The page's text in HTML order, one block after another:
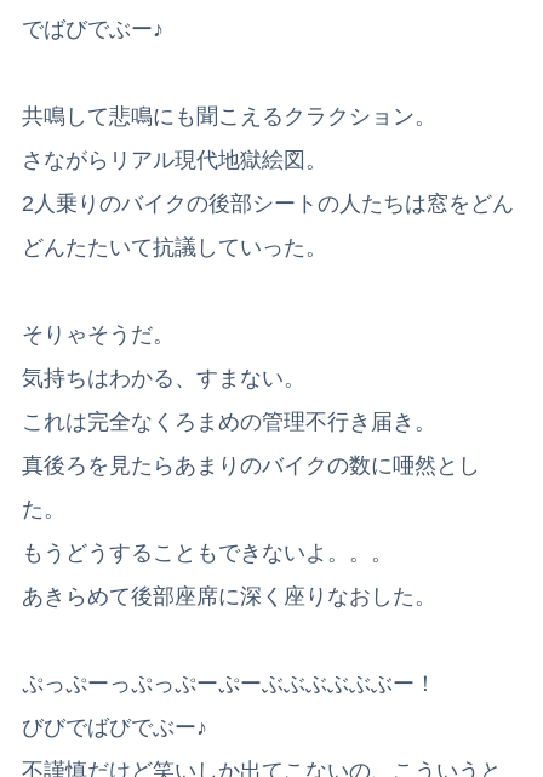
でばびでぶー♪
共鳴して悲鳴にも聞こえるクラクション。
さながらリアル現代地獄絵図。
2人乗りのバイクの後部シートの人たちは窓をどん
どんたたいて抗議していった。
そりゃそうだ。
気持ちはわかる、すまない。
これは完全なくろまめの管理不行き届き。
真後ろを見たらあまりのバイクの数に唖然とし
た。
もうどうすることもできないよ。。。
あきらめて後部座席に深く座りなおした。
ぷっぷーっぷっぷーぷーぶぶぶぶぶぶー！
びびでばびでぶー♪
不謹慎だけど笑いしか出てこないの、こういうと